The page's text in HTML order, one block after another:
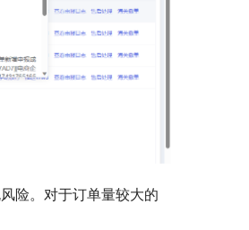
险。对于订单量较大的